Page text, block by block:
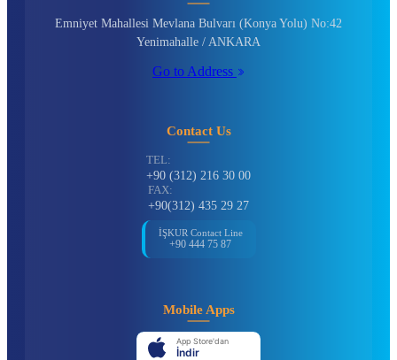
Emniyet Mahallesi Mevlana Bulvarı (Konya Yolu) No:42
Yenimahalle / ANKARA
Go to Address
Contact Us
TEL:
+90 (312) 216 30 00
FAX:
+90(312) 435 29 27
İŞKUR Contact Line
+90 444 75 87
Mobile Apps
App Store'dan
İndir